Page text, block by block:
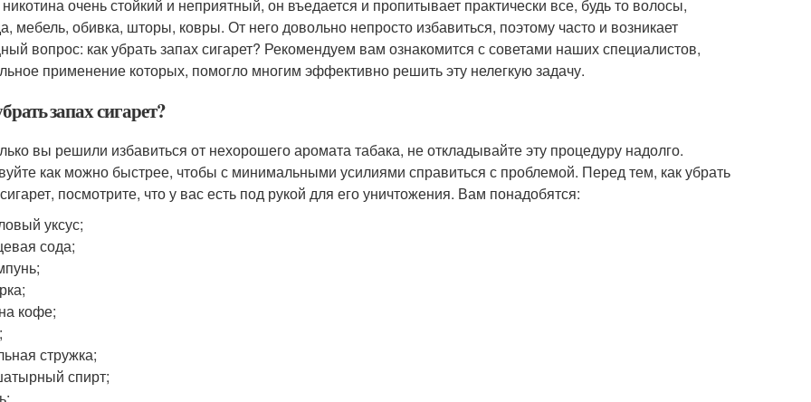
очень стойкий и неприятный, он въедается и пропитывает практически все, будь то волосы,
мебель, обивка, шторы, ковры. От него довольно непросто избавиться, поэтому часто и возникает
вопрос: как убрать запах сигарет? Рекомендуем вам ознакомится с советами наших специалистов,
применение которых, помогло многим эффективно решить эту нелегкую задачу.
запах сигарет?
вы решили избавиться от нехорошего аромата табака, не откладывайте эту процедуру надолго.
как можно быстрее, чтобы с минимальными усилиями справиться с проблемой. Перед тем, как убрать
посмотрите, что у вас есть под рукой для его уничтожения. Вам понадобятся:
уксус;
сода;
кофе;
стружка;
спирт;